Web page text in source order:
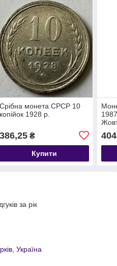
Срібна монета СРСР 10
копійок 1928 р.
386,25₴
Купити
за рік
Україна